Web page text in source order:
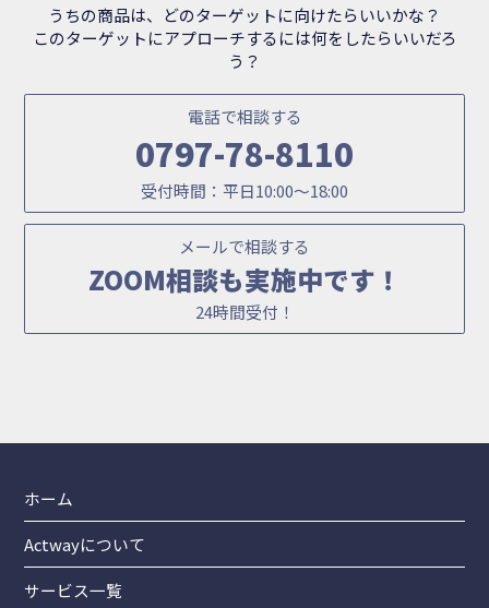
うちの商品は、どのターゲットに向けたらいいかな？
このターゲットにアプローチするには何をしたらいいだろ
う？
電話で相談する
0797-78-8110
受付時間：平日10:00～18:00
メールで相談する
ZOOM相談も実施中です！
24時間受付！
ホーム
Actwayについて
サービス一覧